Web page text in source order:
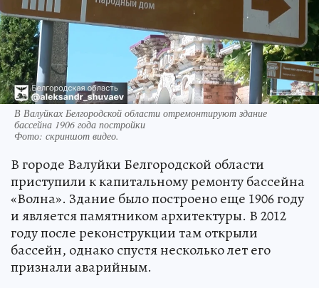
В Валуйках Белгородской области отремонтируют здание
бассейна 1906 года постройки
Фото: скриншот видео.
В городе Валуйки Белгородской области
приступили к капитальному ремонту бассейна
«Волна». Здание было построено еще 1906 году
и является памятником архитектуры. В 2012
году после реконструкции там открыли
бассейн, однако спустя несколько лет его
признали аварийным.